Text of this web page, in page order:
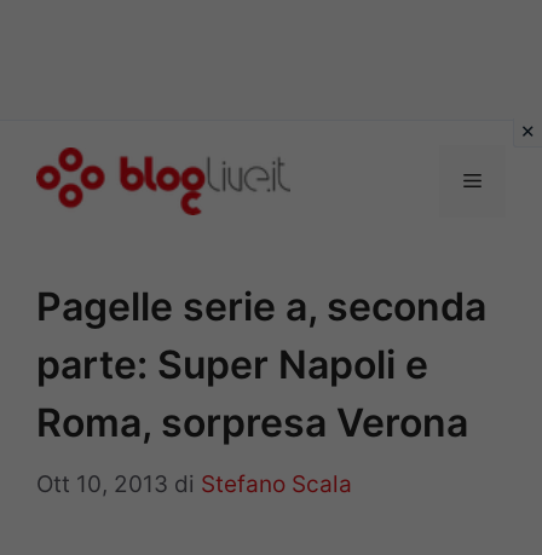
Menu
Pagelle serie a, seconda
parte: Super Napoli e
Roma, sorpresa Verona
Ott 10, 2013 di Stefano Scala